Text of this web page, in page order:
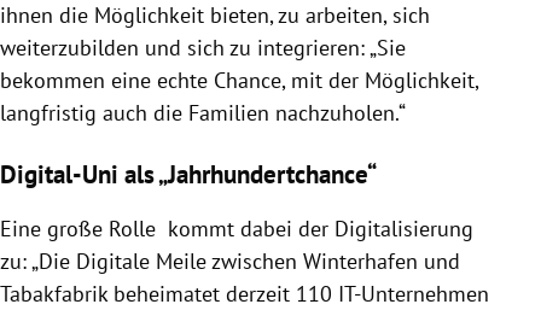
ihnen die Möglichkeit bieten, zu arbeiten, sich
weiterzubilden und sich zu integrieren: „Sie
bekommen eine echte Chance, mit der Möglichkeit,
langfristig auch die Familien nachzuholen.“
Digital-Uni als „Jahrhundertchance“
Eine große Rolle kommt dabei der Digitalisierung
zu: „Die Digitale Meile zwischen Winterhafen und
Tabakfabrik beheimatet derzeit 110 IT-Unternehmen